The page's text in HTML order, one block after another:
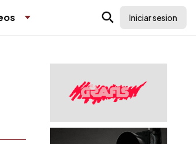
Iniciar sesion